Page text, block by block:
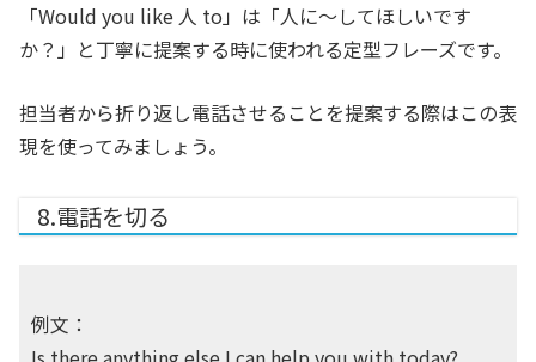
「Would you like 人 to」は「人に～してほしいです
か？」と丁寧に提案する時に使われる定型フレーズです。
担当者から折り返し電話させることを提案する際はこの表
現を使ってみましょう。
8.電話を切る
例文：